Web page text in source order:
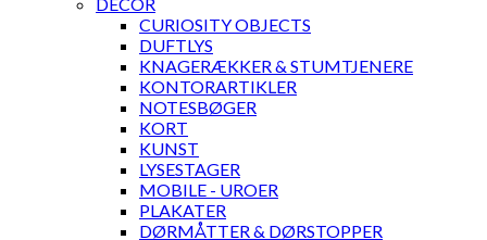
CURIOSITY OBJECTS
DUFTLYS
KNAGERÆKKER & STUMTJENERE
KONTORARTIKLER
NOTESBØGER
KORT
KUNST
LYSESTAGER
MOBILE - UROER
PLAKATER
DØRMÅTTER & DØRSTOPPER